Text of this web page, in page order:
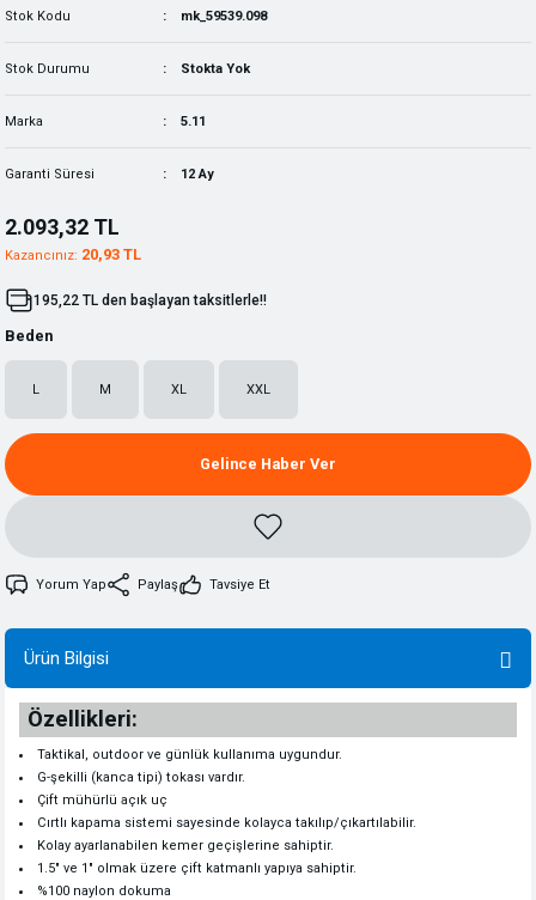
Stok Kodu mk_59539.098
Stok Durumu Stokta Yok
Marka 5.11
Garanti Süresi 12 Ay
2.093,32 TL
Kazancınız: 20,93 TL
195,22 TL den başlayan taksitlerle!!
Beden
L M XL XXL
Gelince Haber Ver
Yorum Yap Paylaş Tavsiye Et
Ürün Bilgisi
Özellikleri:
Taktikal, outdoor ve günlük kullanıma uygundur.
G-şekilli (kanca tipi) tokası vardır.
Çift mühürlü açık uç
Cırtlı kapama sistemi sayesinde kolayca takılıp/çıkartılabilir.
Kolay ayarlanabilen kemer geçişlerine sahiptir.
1.5" ve 1" olmak üzere çift katmanlı yapıya sahiptir.
%100 naylon dokuma